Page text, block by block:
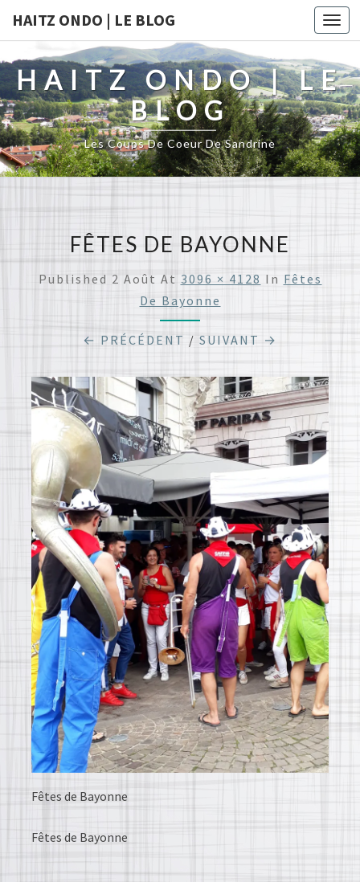
HAITZ ONDO | LE BLOG
HAITZ ONDO | LE
BLOG
Les Coups De Coeur De Sandrine
FÊTES DE BAYONNE
Published 2 Août At 3096 × 4128 In Fêtes
De Bayonne
← PRÉCÉDENT / SUIVANT →
Fêtes de Bayonne
Fêtes de Bayonne